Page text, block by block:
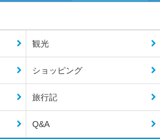
観光
ショッピング
旅行記
Q&A